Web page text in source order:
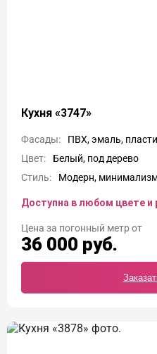
Кухня «3747»
Фасады:
ПВХ, эмаль,
Цвет:
Белый, под дерево
Стиль:
Модерн,
Доступна в любом цвете и
Цена
36 000 руб.